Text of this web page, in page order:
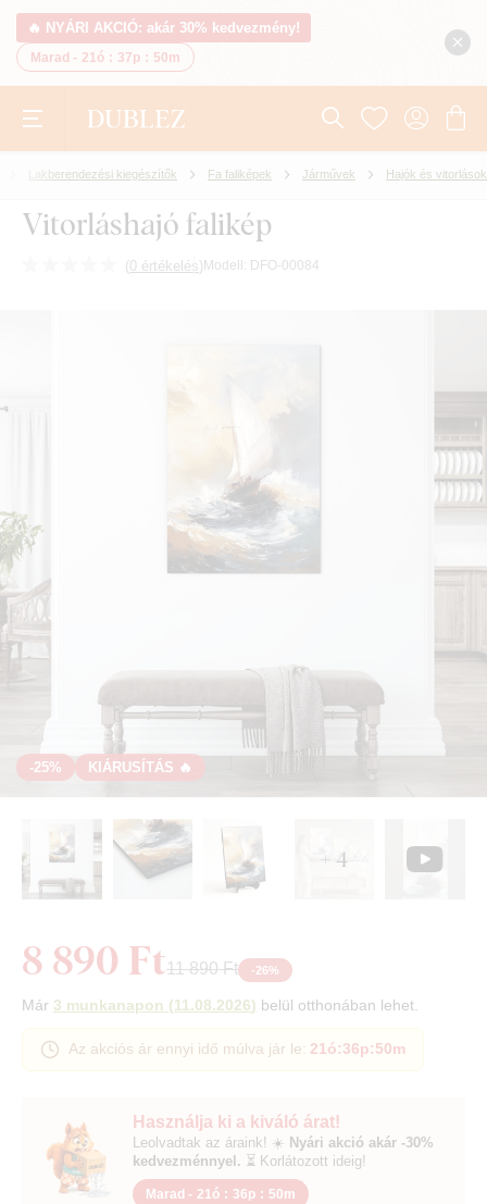
🔥 NYÁRI AKCIÓ: akár 30% kedvezmény!
Marad - 21ó : 37p : 49m
Lakberendezési kiegészítők Fa faliképek Járművek Hajók és vitorlások
Vitorláshajó falikép
(0 értékelés) Modell: DFO-00084
-25% KIÁRUSÍTÁS 🔥
+ 4
Használja ki a kiváló árat!
Leolvadtak az áraink! ☀️ Nyári akció akár -30%
kedvezménnyel. ⏳ Korlátozott ideig!
Marad - 21ó : 36p : 50m
8 890 Ft11 890 Ft -26%
Már 3 munkanapon (11.08.2026) belül otthonában lehet.
Az akciós ár ennyi idő múlva jár le: 21ó:36p:50m